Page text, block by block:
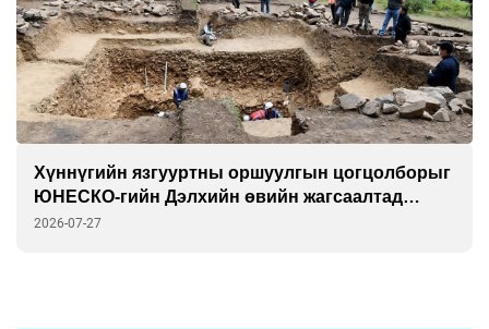
Хүннүгийн язгууртны оршуулгын цогцолборыг
ЮНЕСКО-гийн Дэлхийн өвийн жагсаалтад
бүртгэлээ
2026-07-27